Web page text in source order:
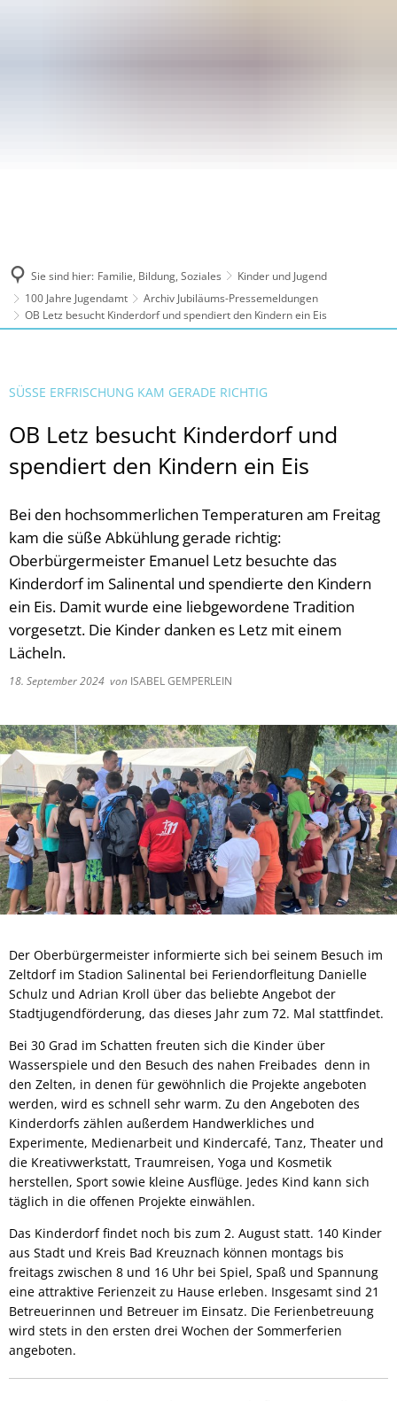
Sie sind hier: Familie, Bildung, Soziales
Kinder und Jugend
100 Jahre Jugendamt
Archiv Jubiläums-Pressemeldungen
OB Letz besucht Kinderdorf und spendiert den Kindern ein Eis
SÜSSE ERFRISCHUNG KAM GERADE RICHTIG
OB Letz besucht Kinderdorf und
spendiert den Kindern ein Eis
Bei den hochsommerlichen Temperaturen am Freitag
kam die süße Abkühlung gerade richtig:
Oberbürgermeister Emanuel Letz besuchte das
Kinderdorf im Salinental und spendierte den Kindern
ein Eis. Damit wurde eine liebgewordene Tradition
vorgesetzt. Die Kinder danken es Letz mit einem
Lächeln.
18. September 2024 von ISABEL GEMPERLEIN
Der Oberbürgermeister informierte sich bei seinem Besuch im
Zeltdorf im Stadion Salinental bei Feriendorfleitung Danielle
Schulz und Adrian Kroll über das beliebte Angebot der
Stadtjugendförderung, das dieses Jahr zum 72. Mal stattfindet.
Bei 30 Grad im Schatten freuten sich die Kinder über
Wasserspiele und den Besuch des nahen Freibades denn in
den Zelten, in denen für gewöhnlich die Projekte angeboten
werden, wird es schnell sehr warm. Zu den Angeboten des
Kinderdorfs zählen außerdem Handwerkliches und
Experimente, Medienarbeit und Kindercafé, Tanz, Theater und
die Kreativwerkstatt, Traumreisen, Yoga und Kosmetik
herstellen, Sport sowie kleine Ausflüge. Jedes Kind kann sich
täglich in die offenen Projekte einwählen.
Das Kinderdorf findet noch bis zum 2. August statt. 140 Kinder
aus Stadt und Kreis Bad Kreuznach können montags bis
freitags zwischen 8 und 16 Uhr bei Spiel, Spaß und Spannung
eine attraktive Ferienzeit zu Hause erleben. Insgesamt sind 21
Betreuerinnen und Betreuer im Einsatz. Die Ferienbetreuung
wird stets in den ersten drei Wochen der Sommerferien
angeboten.